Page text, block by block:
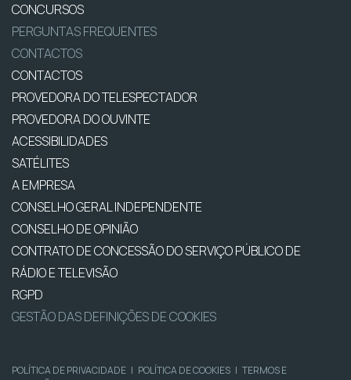
CONCURSOS
PERGUNTAS FREQUENTES
CONTACTOS
CONTACTOS
PROVEDORA DO TELESPECTADOR
PROVEDORA DO OUVINTE
ACESSIBILIDADES
SATÉLITES
A EMPRESA
CONSELHO GERAL INDEPENDENTE
CONSELHO DE OPINIÃO
CONTRATO DE CONCESSÃO DO SERVIÇO PÚBLICO DE
RÁDIO E TELEVISÃO
RGPD
GESTÃO DAS DEFINIÇÕES DE COOKIES
POLÍTICA DE PRIVACIDADE | POLÍTICA DE COOKIES | TERMOS E